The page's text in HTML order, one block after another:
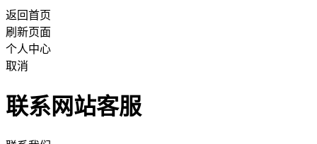
返回首页
刷新页面
个人中心
取消
联系网站客服